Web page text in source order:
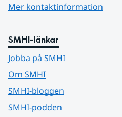
Mer kontaktinformation
SMHI-länkar
Jobba på SMHI
Om SMHI
SMHI-bloggen
SMHI-podden